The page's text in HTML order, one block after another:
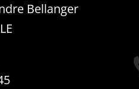
Bellanger